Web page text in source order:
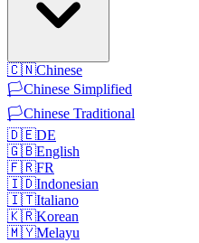
🇨🇳Chinese
🏳️Chinese Simplified
🏳️Chinese Traditional
🇩🇪DE
🇬🇧English
🇫🇷FR
🇮🇩Indonesian
🇮🇹Italiano
🇰🇷Korean
🇲🇾Melayu